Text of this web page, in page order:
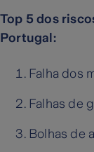
Top 5 dos
Portugal:
Falha dos
Falhas de
Bolhas de